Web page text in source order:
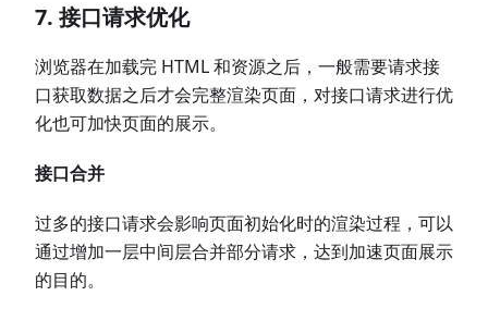
7. 接口请求优化
浏览器在加载完 HTML 和资源之后，一般需要请求接
口获取数据之后才会完整渲染页面，对接口请求进行优
化也可加快页面的展示。
接口合并
过多的接口请求会影响页面初始化时的渲染过程，可以
通过增加一层中间层合并部分请求，达到加速页面展示
的目的。